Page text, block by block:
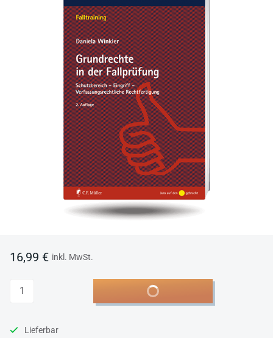
16,99 € inkl. MwSt.
Anzahl In den Warenkorb
Lieferbar